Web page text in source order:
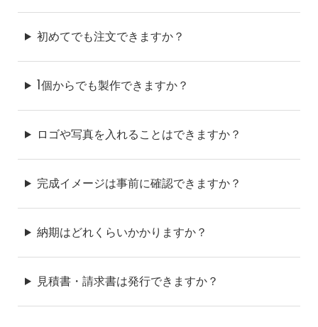
初めてでも注文できますか？
1個からでも製作できますか？
ロゴや写真を入れることはできますか？
完成イメージは事前に確認できますか？
納期はどれくらいかかりますか？
見積書・請求書は発行できますか？